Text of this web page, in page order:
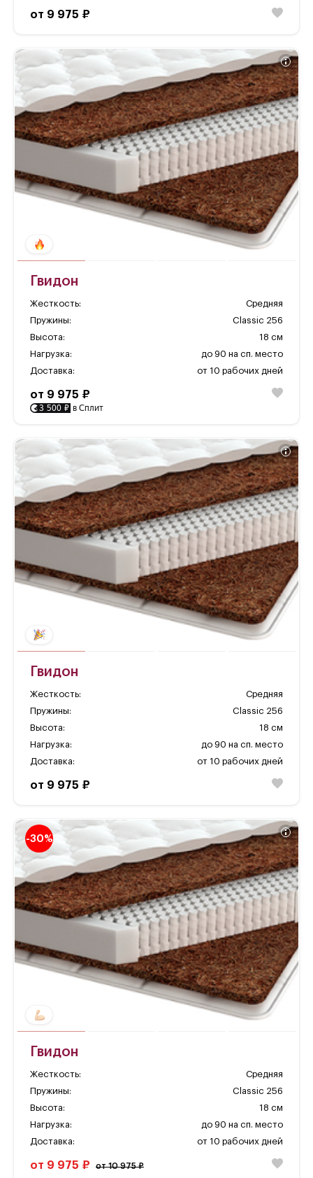
от 9 975 ₽
Гвидон
Жесткость:
Средняя
Пружины:
Classic 256
Высота:
18 см
Нагрузка:
до 90 на сп. место
Доставка:
от 10 рабочих дней
от 9 975 ₽
3 500 ₽ в Сплит
Гвидон
Жесткость:
Средняя
Пружины:
Classic 256
Высота:
18 см
Нагрузка:
до 90 на сп. место
Доставка:
от 10 рабочих дней
от 9 975 ₽
-30%
Гвидон
Жесткость:
Средняя
Пружины:
Classic 256
Высота:
18 см
Нагрузка:
до 90 на сп. место
Доставка:
от 10 рабочих дней
от 9 975 ₽ от 10 975 ₽